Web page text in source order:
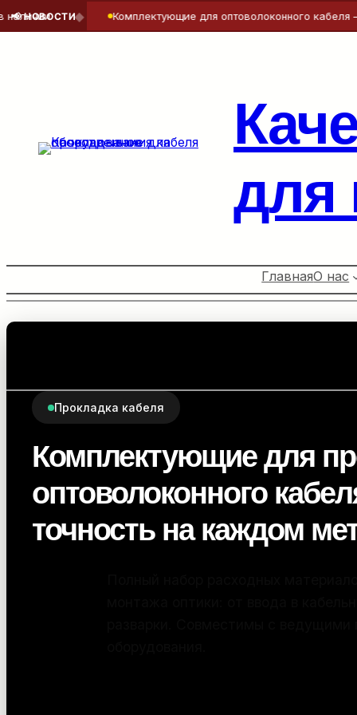
для
ГлавнаяО нас
Прокладка кабеля
Комплектующие для
оптоволоконного
точность на каждом
📢 НОВОСТИ
◆ Комплектующие для оптоволоконного кабеля —